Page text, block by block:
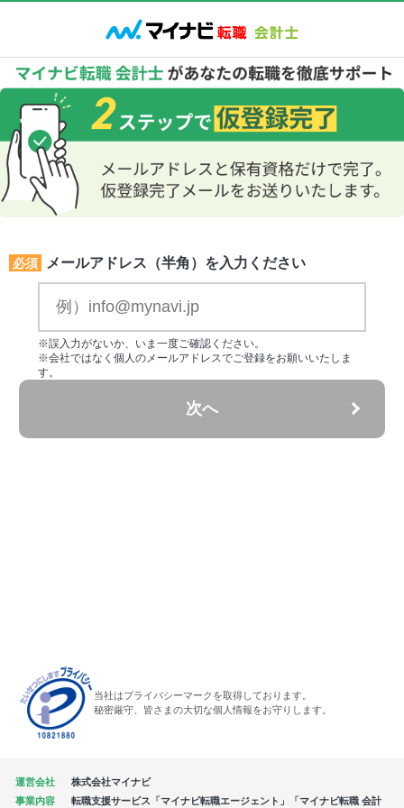
必須 メールアドレス（半角）を入力ください
※誤入力がないか、いま一度ご確認ください。
※会社ではなく個人のメールアドレスでご登録をお願いいたしま
す。
次へ
当社はプライバシーマークを取得しております。
秘密厳守、皆さまの大切な個人情報をお守りします。
運営会社
株式会社マイナビ
事業内容
転職支援サービス「マイナビ転職エージェント」「マイナビ転職 会計